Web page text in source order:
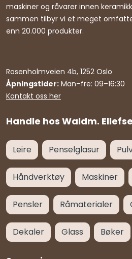
Handle hos Waldm.
maskiner og råvarer innen
sammen tilbyr vi et meget
enn 20.000 produkter.
Rosenholmveien 4b, 1252 Oslo
Åpningstider: Man–fre: 09–16:30
Kontakt oss her
Leire Penselglasur
Håndverktøy Maskiner
Pensler Råmaterialer
Dekaler Glass Bøker